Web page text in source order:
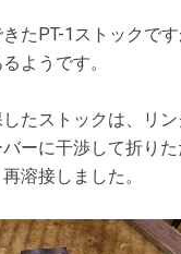
たPT-1ストックで
ようです。
たストックは、リ
ーに干渉して折り
溶接しました。